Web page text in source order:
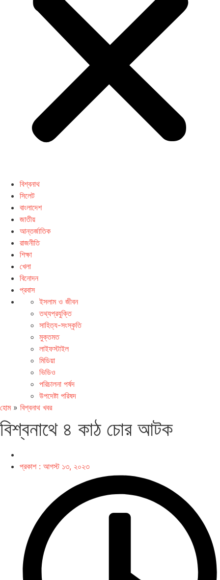
বিশ্বনাথ
সিলেট
বাংলাদেশ
জাতীয়
আন্তর্জাতিক
রাজনীতি
শিক্ষা
খেলা
বিনোদন
প্রবাস
ইসলাম ও জীবন
তথ্যপ্রযুক্তি
সাহিত্য-সংস্কৃতি
মুক্তমত
লাইফস্টাইল
মিডিয়া
ভিডিও
পরিচালনা পর্ষদ
উপদেষ্টা পরিষদ
হোম» বিশ্বনাথ খবর
বিশ্বনাথে ৪ কাঠ চোর আটক
প্রকাশ : আগস্ট ১৩, ২০২৩